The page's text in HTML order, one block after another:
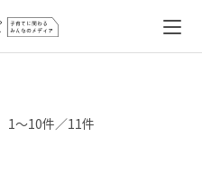
1～10件／11件